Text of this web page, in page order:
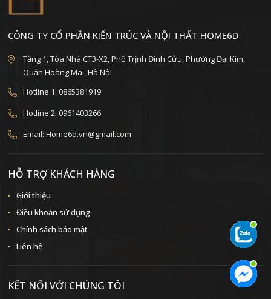
CÔNG TY CỔ PHẦN KIẾN TRÚC VÀ NỘI THẤT HOME6D
Tầng 1, Tòa Nhà CT3-X2, Phố Trịnh Đình Cửu, Phường Đại Kim,
Quận Hoàng Mai, Hà Nội
Hotline 1: 0865381919
Hotline 2: 0961403266
Email: Home6d.vn@gmail.com
HỖ TRỢ KHÁCH HÀNG
Giới thiệu
Điều khoản sử dụng
Chính sách bảo mật
Liên hệ
KẾT NỐI VỚI CHÚNG TÔI